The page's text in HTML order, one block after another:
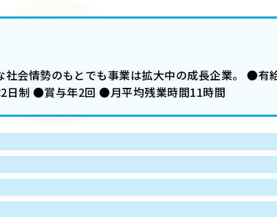
会情勢のもとでも事業は拡大中の成長企業。 ●有
日制 ●賞与年2回 ●月平均残業時間11時間